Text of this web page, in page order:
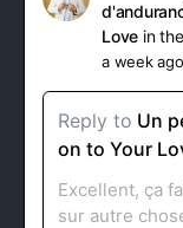
Love in
a week ago
Reply to Un
on to Your
Excellent, ça
sur autre